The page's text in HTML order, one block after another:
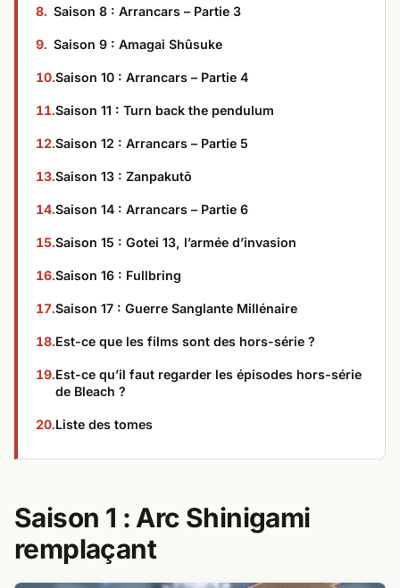
Saison 8 : Arrancars – Partie 3​
Saison 9 : Amagai Shûsuke​
Saison 10 : Arrancars – Partie 4​
Saison 11 : Turn back the pendulum​
Saison 12 : Arrancars – Partie 5​
Saison 13 : Zanpakutō​
Saison 14 : Arrancars – Partie 6
Saison 15 : Gotei 13, l’armée d’invasion​
Saison 16 : Fullbring​
Saison 17 : Guerre Sanglante Millénaire​
Est-ce que les films sont des hors-série ?
Est-ce qu’il faut regarder les épisodes hors-série
de Bleach ?
Liste des tomes
Saison 1 : Arc Shinigami
remplaçant